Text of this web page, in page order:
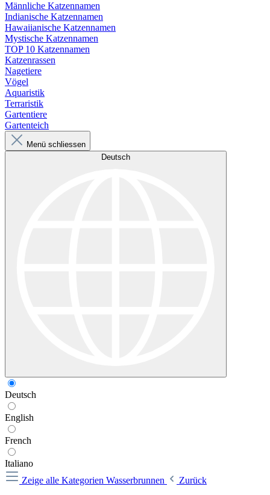
Männliche Katzennamen
Indianische Katzennamen
Hawaiianische Katzennamen
Mystische Katzennamen
TOP 10 Katzennamen
Katzenrassen
Nagetiere
Vögel
Aquaristik
Terraristik
Gartentiere
Gartenteich
Menü schliessen
Deutsch
Deutsch
English
French
Italiano
Zeige alle Kategorien Wasserbrunnen
Zurück